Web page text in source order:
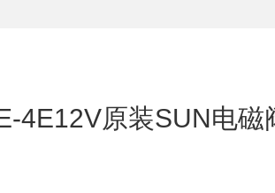
4E12V原装SUN电磁